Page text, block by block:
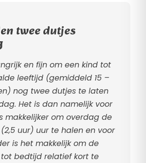
twee dutjes
en fijn om een kind tot
leeftijd (gemiddeld 15 –
nog twee dutjes te laten
Het is dan namelijk voor
makkelijker om overdag de
uur) uur te halen en voor
is het makkelijk om de
bedtijd relatief kort te